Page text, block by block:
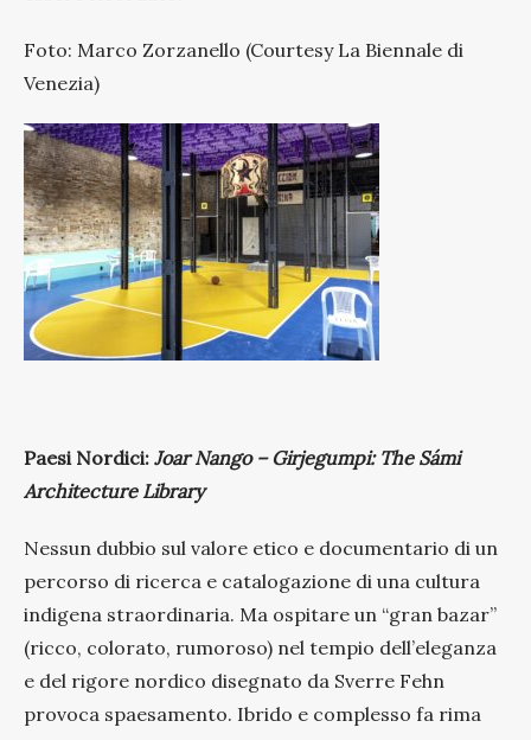
Foto: Marco Zorzanello (Courtesy La Biennale di
Venezia)
Paesi Nordici: Joar Nango – Girjegumpi: The Sámi
Architecture Library
Nessun dubbio sul valore etico e documentario di un
percorso di ricerca e catalogazione di una cultura
indigena straordinaria. Ma ospitare un “gran bazar”
(ricco, colorato, rumoroso) nel tempio dell’eleganza
e del rigore nordico disegnato da Sverre Fehn
provoca spaesamento. Ibrido e complesso fa rima